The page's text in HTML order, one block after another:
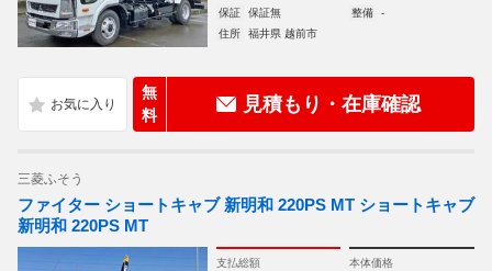
保証
保証無 整備
-
住所
福井県 越前市
無
料
見積もり・在庫確認
三菱ふそう
ファイター ショートキャブ 新明和 220PS MT ショートキャブ
新明和 220PS MT
支払総額 本体価格